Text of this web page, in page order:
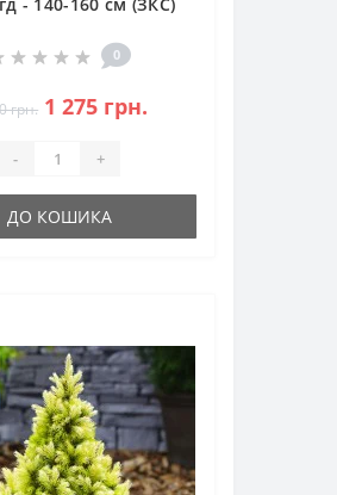
0
грн. 1 275 грн.
- +
ДО КОШИКА